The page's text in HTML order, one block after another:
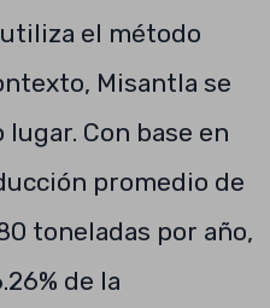
el método
Misantla se
Con base en
promedio de
toneladas por año,
de la